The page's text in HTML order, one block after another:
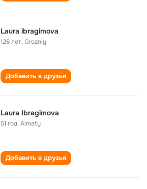
Laura ibragimova
126 лет,Grozniy
Добавить в друзья
Laura Ibragimova
51 год,Almaty
Добавить в друзья